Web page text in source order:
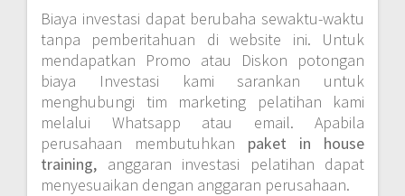
Biaya investasi dapat berubaha sewaktu-waktu
tanpa pemberitahuan di website ini. Untuk
mendapatkan Promo atau Diskon potongan
biaya Investasi kami sarankan untuk
menghubungi tim marketing pelatihan kami
melalui Whatsapp atau email. Apabila
perusahaan membutuhkan paket in house
training, anggaran investasi pelatihan dapat
menyesuaikan dengan anggaran perusahaan.